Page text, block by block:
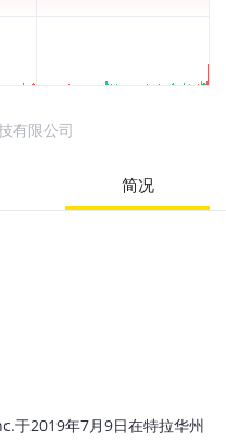
有限公司
简况
于2019年7月9日在特拉华州